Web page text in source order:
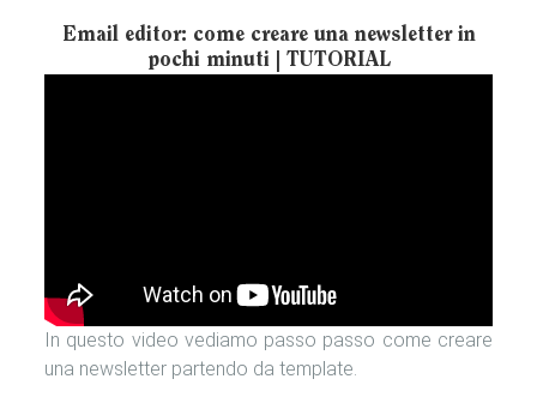
Email editor: come creare una newsletter in
pochi minuti | TUTORIAL
In questo video vediamo passo passo come creare
una newsletter partendo da template.